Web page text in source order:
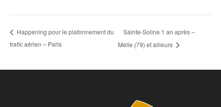
Happening pour le plafonnement du
trafic aérien – Paris
Sainte-Soline 1 an après –
Melle (79) et ailleurs